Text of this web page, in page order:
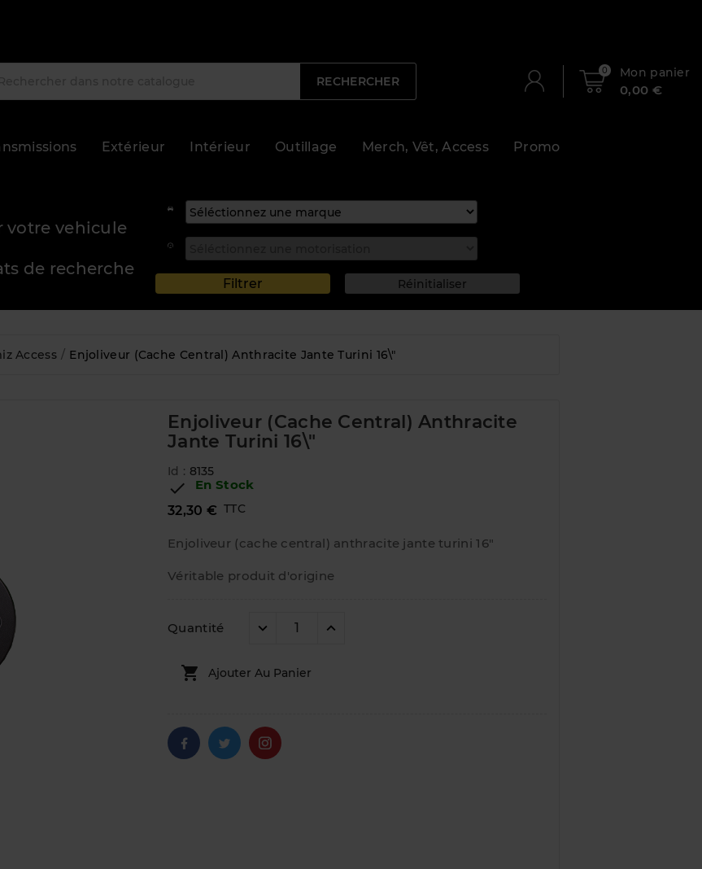
RECHERCHER
0 Mon panier
0,00 €
Extérieur Intérieur Outillage Merch, Vêt, Access Promo
votre vehicule
de recherche
Access Enjoliveur (cache Central) Anthracite Jante Turini 16\"
Enjoliveur (cache Central) Anthracite
Jante Turini 16\"
Id : 8135

En Stock
32,30 € TTC
Enjoliveur (cache central) anthracite jante turini 16"
Véritable produit d'origine
Quantité
 Ajouter Au Panier